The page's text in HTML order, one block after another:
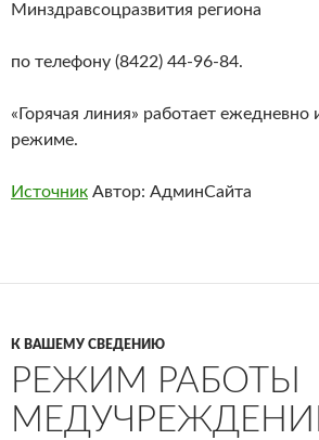
Минздравсоцразвития региона
по телефону (8422) 44-96-84.
«Горячая линия» работает ежедневно
режиме.
Источник Автор: АдминСайта
К ВАШЕМУ СВЕДЕНИЮ
РЕЖИМ РАБОТЫ